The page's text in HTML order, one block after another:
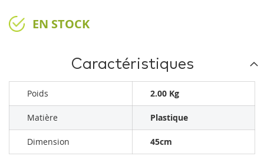
EN STOCK
Caractéristiques
Poids 2.00 Kg
Matière Plastique
Dimension 45cm